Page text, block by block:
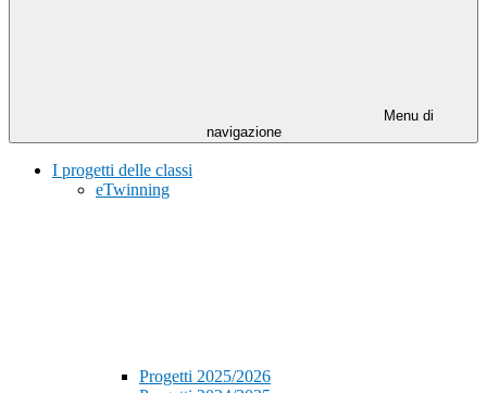
Menu di
navigazione
I progetti delle classi
eTwinning
Progetti 2025/2026